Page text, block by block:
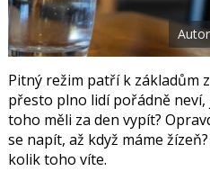
Pitný režim patří k základům
přesto plno lidí pořádně neví,
toho měli za den vypít?
se napít, až když máme
kolik toho víte.